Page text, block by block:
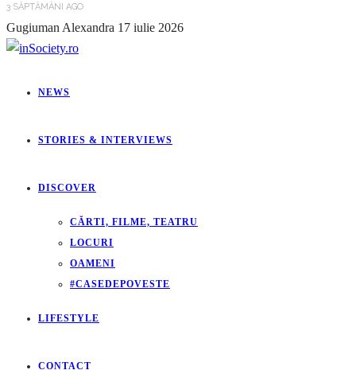
3 SĂPTĂMÂNI AGO
Gugiuman Alexandra 17 iulie 2026
NEWS
STORIES & INTERVIEWS
DISCOVER
CĂRTI, FILME, TEATRU
LOCURI
OAMENI
#CASEDEPOVESTE
LIFESTYLE
CONTACT